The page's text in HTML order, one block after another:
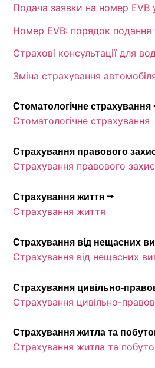
Подача заявки на номер EVB
Номер EVB: порядок подання
Страхові консультації для
Зміна страхування
Стоматологічне страхування
Стоматологічне страхування
Страхування правового
Страхування правового
Страхування життя ⭢
Страхування життя
Страхування від нещасних
Страхування від нещасних
Страхування цивільно-
Страхування цивільно-
Страхування житла та
Страхування житла та